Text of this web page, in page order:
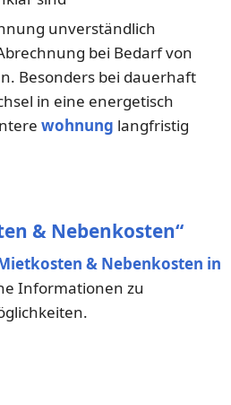
unverständlich
bei Bedarf von
Besonders bei dauerhaft
in eine energetisch
wohnung langfristig
& Nebenkosten“
& Nebenkosten in
Informationen zu